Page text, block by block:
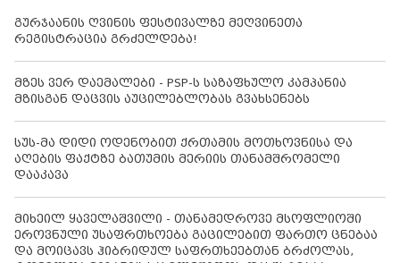
გურჯაანის ღვინის ფესტივალზე მეღვინეთა
რეგისტრაცია გრძელდება!
მზეს ვერ დაემალები - PSP-ს საზაფხულო კამპანია
მზისგან დაცვის აუცილებლობას გვახსენებს
სუს-მა დიდი ოდენობით ქრთამის მოთხოვნისა და
აღების ფაქტზე ბათუმის მერიის თანამშრომელი
დააკავა
მიხეილ ყაველაშვილი - თანამედროვე მსოფლიოში
ეროვნული უსაფრთხოება გაცილებით ფართო ცნებაა
და მოიცავს ჰიბრიდულ საფრთხეებთან ბრძოლას,